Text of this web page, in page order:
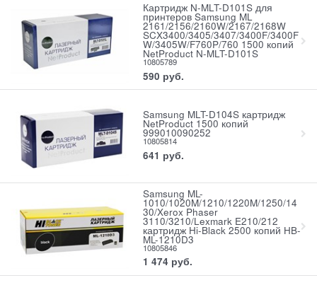
Картридж N-MLT-D101S для
принтеров Samsung ML
2161/2156/2160W/2167/2168W
SCX3400/3405/3407/3400F/3400F
W/3405W/F760P/760 1500 копий
NetProduct N-MLT-D101S
10805789
590 руб.
Samsung MLT-D104S картридж
NetProduct 1500 копий
999010090252
10805814
641 руб.
Samsung ML-
1010/1020M/1210/1220M/1250/14
30/Xerox Phaser
3110/3210/Lexmark E210/212
картридж Hi-Black 2500 копий HB-
ML-1210D3
10805846
1 474 руб.